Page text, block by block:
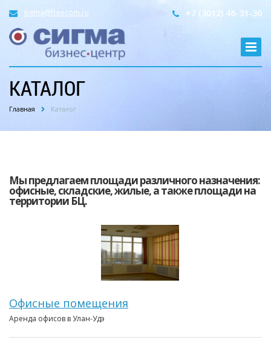
+7 (3012) 46-31-36
sigma@freecom.ru
КАТАЛОГ
Главная Каталог
Мы предлагаем площади различного назначения:
офисные, складские, жилые, а также площади на
территории БЦ.
Офисные помещения
Аренда офисов в Улан-Удэ